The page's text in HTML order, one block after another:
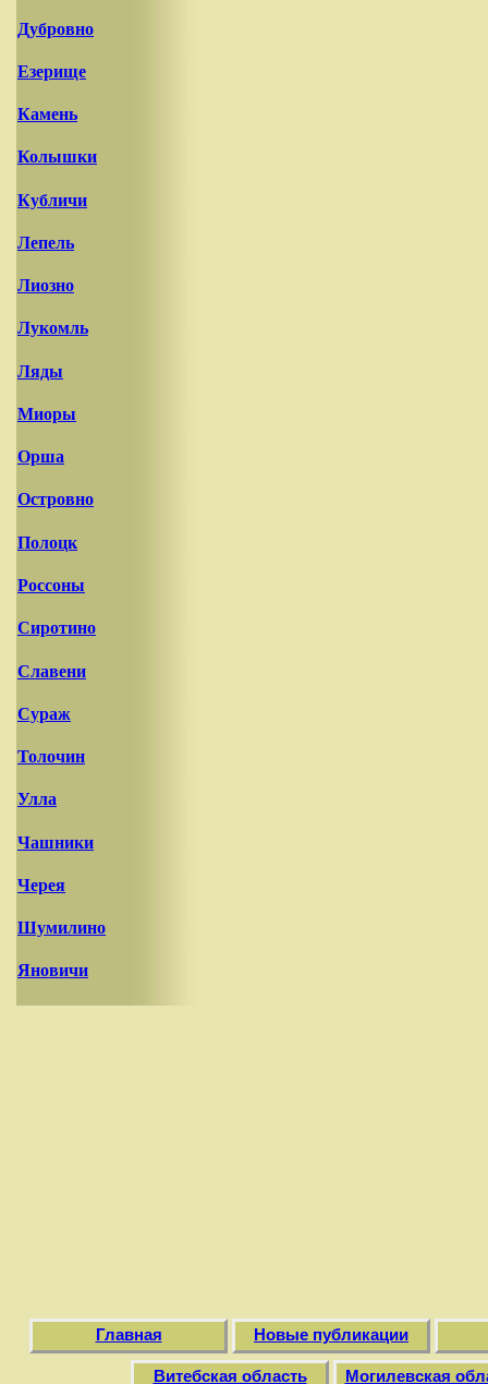
Дубровно
Езерище
Камень
Колышки
Кубличи
Лепель
Лиозно
Лукомль
Ляды
Миоры
Орша
Островно
Полоцк
Россоны
Сиротино
Славени
Сураж
Толочин
Улла
Чашники
Черея
Шумилино
Яновичи
Главная Новые публикации
Витебская область Могилевская